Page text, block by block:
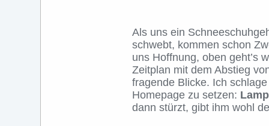
Als uns ein
schwebt, kommen schon
uns Hoffnung, oben geht’s
Zeitplan mit dem Abstieg
fragende Blicke. Ich
Homepage zu setzen:
dann stürzt, gibt ihm wohl